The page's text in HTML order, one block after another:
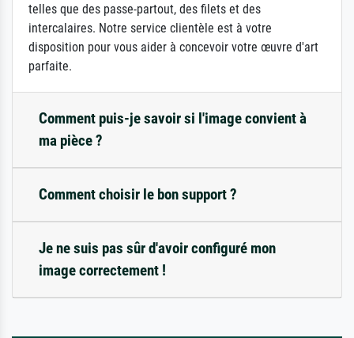
telles que des passe-partout, des filets et des
intercalaires. Notre service clientèle est à votre
disposition pour vous aider à concevoir votre œuvre d'art
parfaite.
Comment puis-je savoir si l'image convient à
ma pièce ?
Comment choisir le bon support ?
Je ne suis pas sûr d'avoir configuré mon
image correctement !